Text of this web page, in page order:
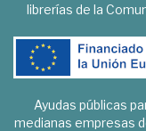
librerías de la
Ayudas públicas
medianas empresas